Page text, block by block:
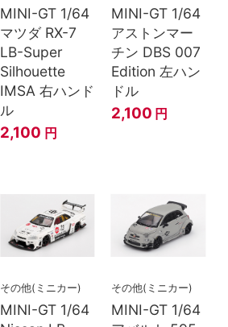
MINI-GT 1/64
マツダ RX-7
LB-Super
Silhouette
IMSA 右ハンド
ル
2,100 円
MINI-GT 1/64
アストンマー
チン DBS 007
Edition 左ハン
ドル
2,100 円
その他(ミニカー)
MINI-GT 1/64
その他(ミニカー)
MINI-GT 1/64